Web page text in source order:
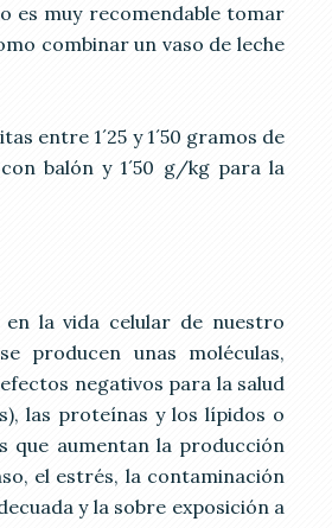
es muy recomendable tomar
combinar un vaso de leche
entre 1´25 y 1´50 gramos de
balón y 1´50 g/kg para la
la vida celular de nuestro
producen unas moléculas,
negativos para la salud
las proteínas y los lípidos o
que aumentan la producción
el estrés, la contaminación
y la sobre exposición a